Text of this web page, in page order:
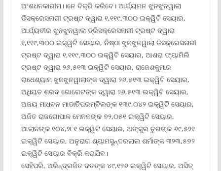
ଅଂଶଧନକାରୀମ।।ନେ ବିକ୍ରି କରିବେ। ଆର୍ଯ୍ୟମନ ଝୁନଝୁନୱାଲା
ଡିସକ୍ରେସନାରୀ ଟ୍ରଷ୍ଟ ଦ୍ୱାରା ୧,୧୧୯,୩୦୦ ଇକ୍ୱିଟି ସେୟାର,
ଆର୍ଯ୍ୟବୀର ଝୁନଝୁନୱାଲା ଡ୍ରିସକ୍ରେସନାରୀ ଟ୍ରଷ୍ଟ ଦ୍ୱାରା
୧,୧୧୯,୩୦୦ ଇକ୍ୱିଟି ସେୟାର, ନିଷ୍ଠା ଝୁନଝୁନୱାଲା ଡିସକ୍ରେସନାରୀ
ଟ୍ରଷ୍ଟ ଦ୍ୱାରା ୧,୧୧୯,୩୦୦ ଇକ୍ୱିଟି ସେୟାର, ଆଶରା ଫ୍ୟାମିଲି
ଟ୍ରଷ୍ଟ ଦ୍ୱାରା ୨୬,୫୧୩ ଇକ୍ୱିଟି ସେୟାର, ରାଜେଶକୁମାର
ରାଧେଶ୍ୟାମ ଝୁନଝୁନୱାଲାଙ୍କ ଦ୍ୱାରା ୨୬,୫୧୩ ଇକ୍ୱିଟି ସେୟାର,
ଅଧିୟତ ଶରଦ ଗୋଗେଟଙ୍କ ଦ୍ୱାରା ୨୬,୫୧୩ ଇକ୍ୱିଟି ସେୟାର,
ଅଜୟ ମାଧବନ ମାଡାତିପରମ୍ବିଲଙ୍କ ୧୩୯,୦୪୨ ଇକ୍ୱିଟି ସେୟାର,
ଅଜିତ ରାଜଗୋପାଳ ମେନନଙ୍କ ୭୨,୦୫୧ ଇକ୍ୱିଟି ସେୟାର,
ଆଲାନଙ୍କ ୧୦୪,୨୮୧ ଇକ୍ୱିଟି ସେୟାର, ଅଙ୍କୁର ଚୁଗଙ୍କ ୬୯,୫୨୧
ଇକ୍ୱିଟି ସେୟାର, ଅନୁରାଗ ଶ୍ୟାମସୁନ୍ଦରଲାଲ ଶର୍ମାଙ୍କ ୩୨୩,୫୭୨
ଇକ୍ୱିଟି ସେୟାର ବିକ୍ରି କରାଯିବ।
ସେହିପରି, ଅରିନ୍ଦ୍ରଜିତ ଦତଙ୍କ ୪୯,୧୨୬ ଇକ୍ୱିଟି ସେୟାର, ଅସିତ୍